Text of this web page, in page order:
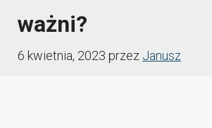
ważni?
6 kwietnia, 2023 przez Janusz